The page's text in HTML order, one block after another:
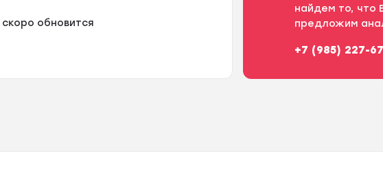
скоро обновится
найдем то, что
предложим
+7 (985) 227-